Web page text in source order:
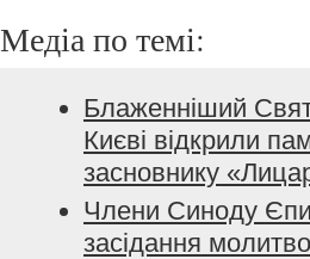
Медіа по темі:
Блаженніший
Києві відкрили
засновнику
Члени Синоду
засідання